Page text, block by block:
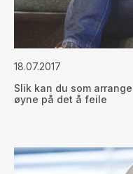
18.07.2017
Slik kan du som
øyne på det å feile